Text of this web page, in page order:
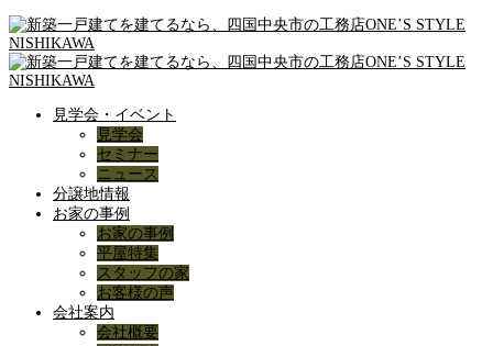
見学会・イベント
見学会
セミナー
ニュース
分譲地情報
お家の事例
お家の事例
平屋特集
スタッフの家
お客様の声
会社案内
会社概要